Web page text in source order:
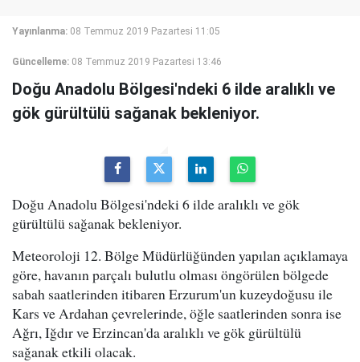
Yayınlanma: 08 Temmuz 2019 Pazartesi 11:05
Güncelleme: 08 Temmuz 2019 Pazartesi 13:46
Doğu Anadolu Bölgesi'ndeki 6 ilde aralıklı ve
gök gürültülü sağanak bekleniyor.
Doğu Anadolu Bölgesi'ndeki 6 ilde aralıklı ve gök
gürültülü sağanak bekleniyor.
Meteoroloji 12. Bölge Müdürlüğünden yapılan açıklamaya
göre, havanın parçalı bulutlu olması öngörülen bölgede
sabah saatlerinden itibaren Erzurum'un kuzeydoğusu ile
Kars ve Ardahan çevrelerinde, öğle saatlerinden sonra ise
Ağrı, Iğdır ve Erzincan'da aralıklı ve gök gürültülü
sağanak etkili olacak.